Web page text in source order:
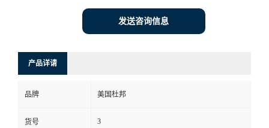
发送咨询信息
产品详请
品牌 美国杜邦
货号 3